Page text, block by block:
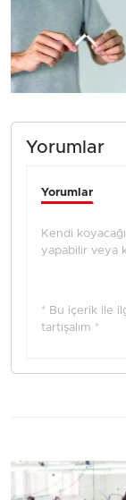
Yorumlar
Yorumlar
Kendi
yapabilir veya
* Bu içerik ile
tartışalım *